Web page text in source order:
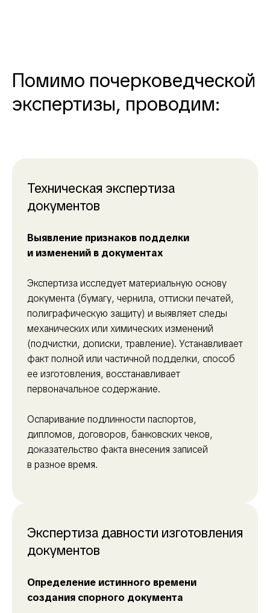
Помимо почерковедческой
экспертизы, проводим:
Техническая экспертиза
документов
Выявление признаков подделки
и изменений в документах
Экспертиза исследует материальную основу
документа (бумагу, чернила, оттиски печатей,
полиграфическую защиту) и выявляет следы
механических или химических изменений
(подчистки, дописки, травление). Устанавливает
факт полной или частичной подделки, способ
ее изготовления, восстанавливает
первоначальное содержание.
Оспаривание подлинности паспортов,
дипломов, договоров, банковских чеков,
доказательство факта внесения записей
в разное время.
Экспертиза давности изготовления
документов
Определение истинного времени
создания спорного документа